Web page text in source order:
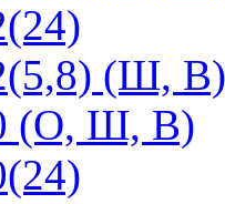
(Ш, В)
(О, Ш, В)